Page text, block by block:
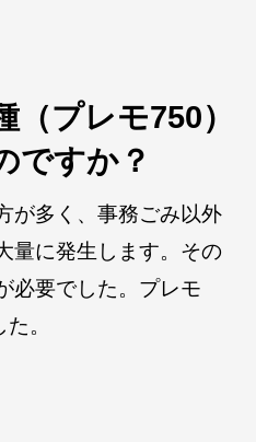
（プレモ750）
ですか？
が多く、事務ごみ以外
量に発生します。その
必要でした。プレモ
。